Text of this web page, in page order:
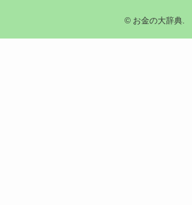
©お金の大辞典.